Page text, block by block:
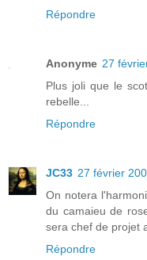
Répondre
Anonyme 27
Plus joli que le
rebelle...
Répondre
JC33 27 février
On notera
du camaieu de
sera chef de projet
Répondre